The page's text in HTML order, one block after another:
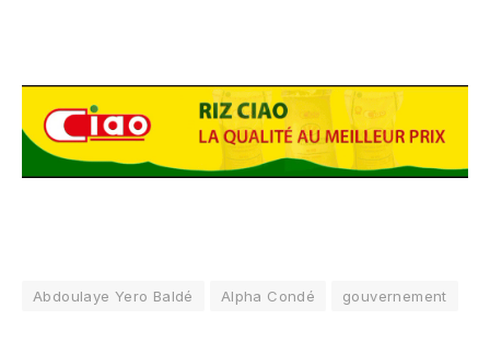
Abdoulaye Yero Baldé Alpha Condé gouvernement